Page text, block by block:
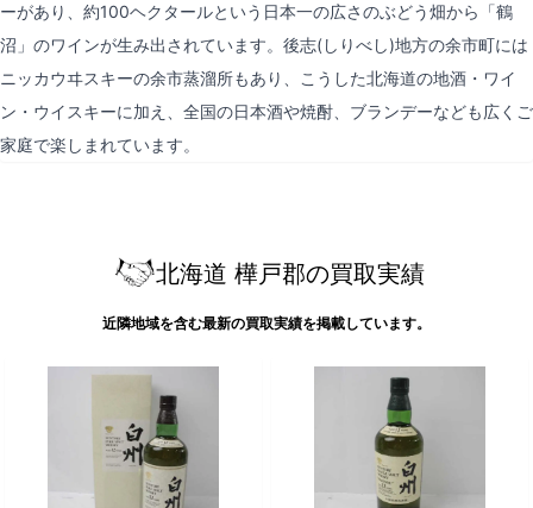
ーがあり、約100ヘクタールという日本一の広さのぶどう畑から「鶴
沼」のワインが生み出されています。後志(しりべし)地方の余市町には
ニッカウヰスキーの余市蒸溜所もあり、こうした北海道の地酒・ワイ
ン・ウイスキーに加え、全国の日本酒や焼酎、ブランデーなども広くご
家庭で楽しまれています。
北海道 樺戸郡の買取実績
近隣地域を含む最新の買取実績を掲載しています。